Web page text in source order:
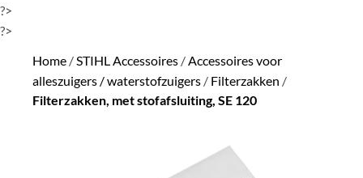
?>
?>
Home /STIHL Accessoires /Accessoires voor
alleszuigers / waterstofzuigers / Filterzakken /
Filterzakken, met stofafsluiting, SE 120